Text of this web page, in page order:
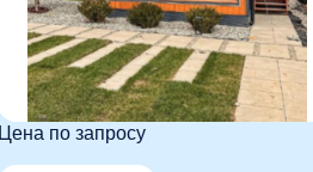
Цена по запросу